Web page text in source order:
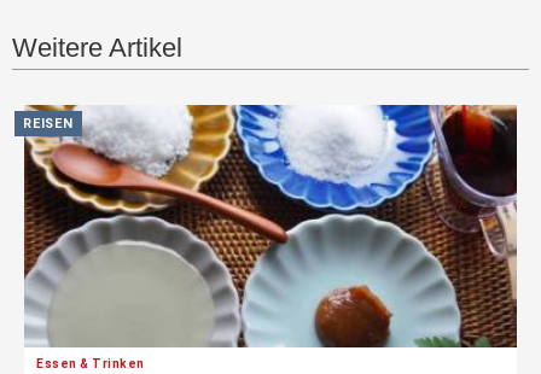
Weitere Artikel
REISEN
Essen & Trinken